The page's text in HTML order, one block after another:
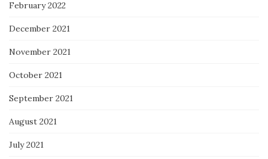
February 2022
December 2021
November 2021
October 2021
September 2021
August 2021
July 2021